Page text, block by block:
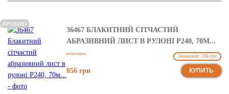
36467 БЛАКИТНИЙ СІТЧАСТИЙ
АБРАЗИВНИЙ ЛИСТ В РУЛОНІ Р240, 70М...
1452 грн Экономия: 596 грн
856 грн КУПИТЬ
ПРОДАНО